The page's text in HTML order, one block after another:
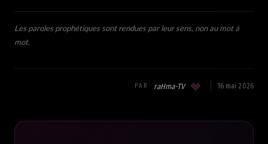
Les paroles prophétiques sont rendues par leur sens, non au mot à
mot.
PAR raHma-TV 16 mai 2026